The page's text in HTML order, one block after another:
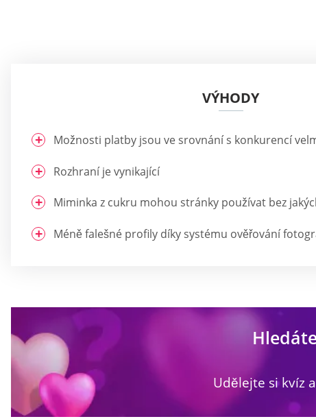
VÝHODY
Možnosti platby jsou ve srovnání s konkurencí
Rozhraní je vynikající
Miminka z cukru mohou stránky používat bez
Méně falešné profily díky systému ověřování
Udělejte si kvíz